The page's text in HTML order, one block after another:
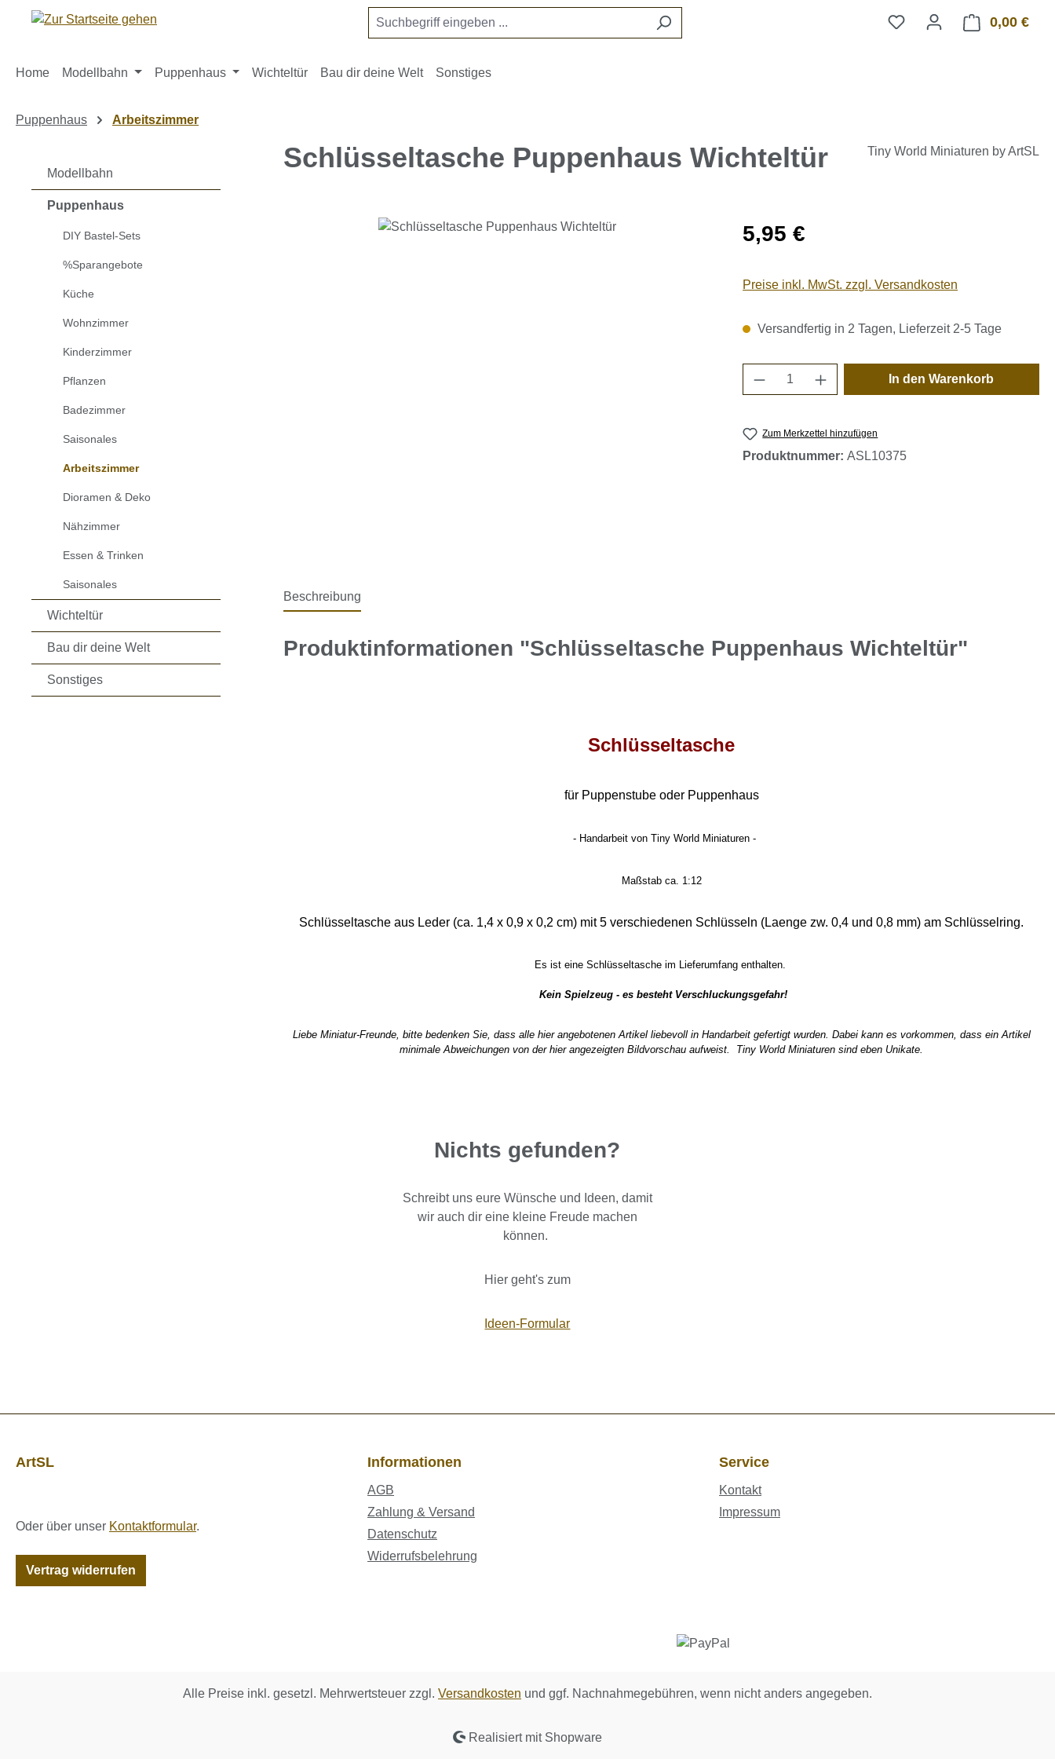
Hauptinhalt springen
Zur Suche springen
Zur Hauptnavigation springen 0,00 €
Home Modellbahn Puppenhaus Wichteltür Bau dir deine Welt Sonstiges
Puppenhaus Arbeitszimmer
Modellbahn
Puppenhaus
DIY Bastel-Sets
%Sparangebote
Küche
Wohnzimmer
Kinderzimmer
Pflanzen
Badezimmer
Saisonales
Arbeitszimmer
Dioramen & Deko
Nähzimmer
Essen & Trinken
Saisonales
Wichteltür
Bau dir deine Welt
Sonstiges
Schlüsseltasche Puppenhaus Wichteltür Tiny World Miniaturen by ArtSL
Bildergalerie überspringen Regulärer Preis:
5,95 €
Preise inkl. MwSt. zzgl. Versandkosten
Versandfertig in 2 Tagen, Lieferzeit 2-5 Tage
Produkt Anzahl: Gib den
In den Warenkorb
Zum Merkzettel hinzufügen
Produktnummer:ASL10375
Beschreibung
Produktinformationen "Schlüsseltasche Puppenhaus Wichteltür"
Schlüsseltasche
für Puppenstube oder Puppenhaus
- Handarbeit von Tiny World Miniaturen -
Maßstab ca. 1:12
Schlüsseltasche aus Leder (ca. 1,4 x 0,9 x 0,2 cm) mit 5 verschiedenen Schlüsseln (Laenge zw. 0,4 und 0,8 mm) am Schlüsselring.
Es ist eine Schlüsseltasche im Lieferumfang enthalten.
Kein Spielzeug - es besteht Verschluckungsgefahr!
Liebe Miniatur-Freunde, bitte bedenken Sie, dass alle hier angebotenen Artikel liebevoll in Handarbeit gefertigt wurden. Dabei kann es vorkommen, dass ein Artikel
minimale Abweichungen von der hier angezeigten Bildvorschau aufweist. Tiny World Miniaturen sind eben Unikate.
Nichts gefunden?
Schreibt uns eure Wünsche und Ideen, damit
wir auch dir eine kleine Freude machen
können.
Hier geht's zum
Ideen-Formular
ArtSL
Oder über unser Kontaktformular.
Vertrag widerrufen
Informationen
AGB
Zahlung & Versand
Datenschutz
Widerrufsbelehrung
Service
Kontakt
Impressum
Alle Preise inkl. gesetzl. Mehrwertsteuer zzgl. Versandkosten und ggf. Nachnahmegebühren, wenn nicht anders angegeben.
Realisiert mit Shopware